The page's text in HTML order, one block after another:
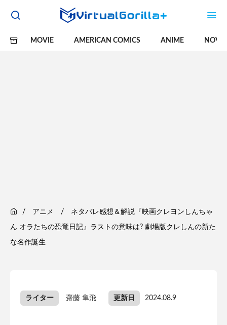
MOVIE AMERICAN COMICS ANIME
アニメ ネタバレ感想＆解説『映画クレヨンしんちゃ
ん オラたちの恐竜日記』ラストの意味は? 劇場版クレしんの新た
な名作誕生
ライター 齋藤 隼飛 更新日 2024.08.9